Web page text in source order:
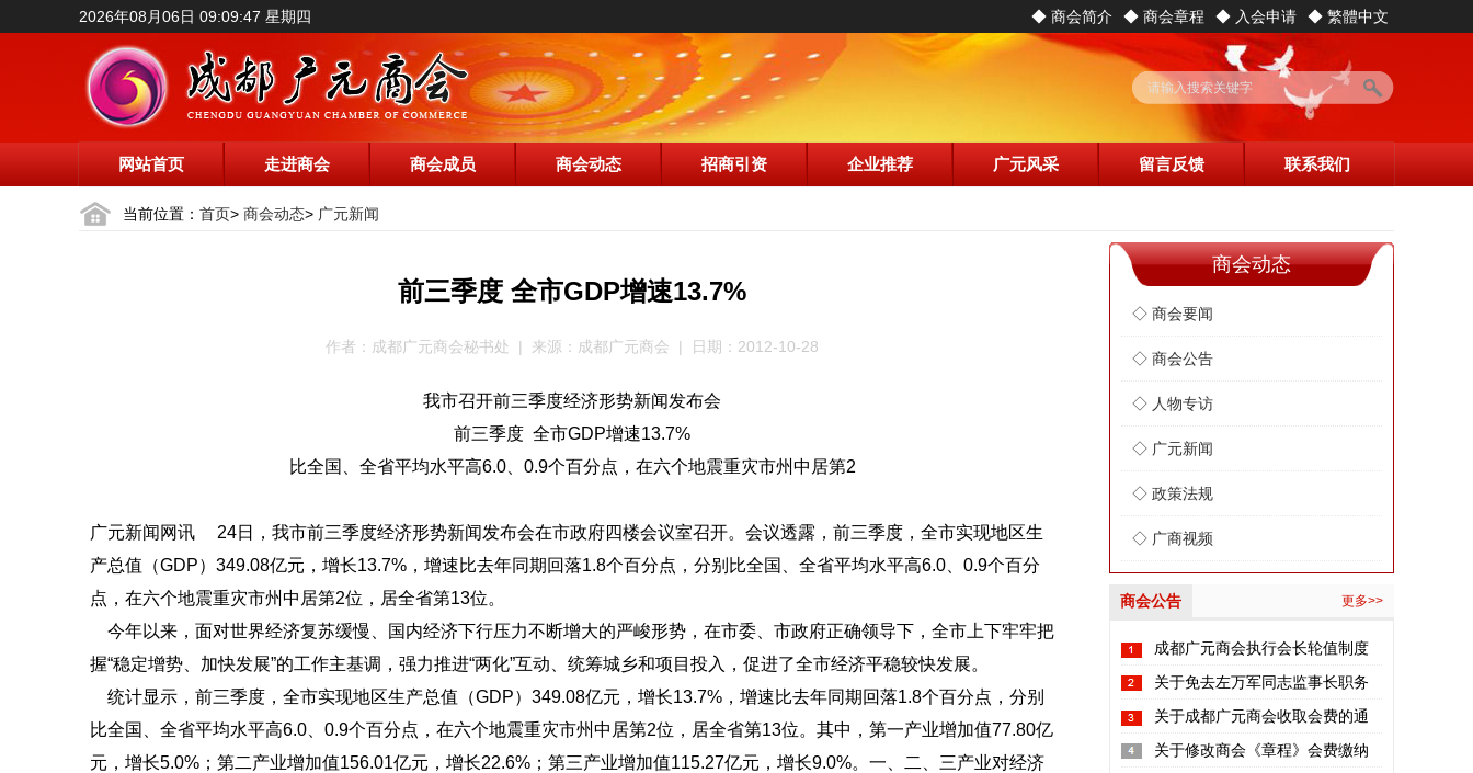
2026年08月06日 09:09:48 星期四 ◆ 繁體中文
◆ 入会申请
◆ 商会章程
◆ 商会简介
网站首页 走进商会 商会成员 商会动态 招商引资 企业推荐 广元风采 留言反馈 联系我们
当前位置： 首页> 商会动态> 广元新闻
商会动态
◇ 商会要闻
◇ 商会公告
◇ 人物专访
◇ 广元新闻
◇ 政策法规
◇ 广商视频
商会公告 更多>>
成都广元商会执行会长轮值制度
关于免去左万军同志监事长职务
的通知关于成都广元商会收取会费的通
知
关于修改商会《章程》会费缴纳
前三季度 全市GDP增速13.7%
作者：成都广元商会秘书处 | 来源：成都广元商会 | 日期：2012-10-28
我市召开前三季度经济形势新闻发布会
前三季度 全市GDP增速13.7%
比全国、全省平均水平高6.0、0.9个百分点，在六个地震重灾市州中居第2
广元新闻网讯 24日，我市前三季度经济形势新闻发布会在市政府四楼会议室召开。会议透露，前三季度，全市实现地区生
产总值（GDP）349.08亿元，增长13.7%，增速比去年同期回落1.8个百分点，分别比全国、全省平均水平高6.0、0.9个百分
点，在六个地震重灾市州中居第2位，居全省第13位。
今年以来，面对世界经济复苏缓慢、国内经济下行压力不断增大的严峻形势，在市委、市政府正确领导下，全市上下牢牢把
握“稳定增势、加快发展”的工作主基调，强力推进“两化”互动、统筹城乡和项目投入，促进了全市经济平稳较快发展。
统计显示，前三季度，全市实现地区生产总值（GDP）349.08亿元，增长13.7%，增速比去年同期回落1.8个百分点，分别
比全国、全省平均水平高6.0、0.9个百分点，在六个地震重灾市州中居第2位，居全省第13位。其中，第一产业增加值77.80亿
元，增长5.0%；第二产业增加值156.01亿元，增长22.6%；第三产业增加值115.27亿元，增长9.0%。一、二、三产业对经济